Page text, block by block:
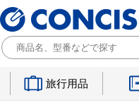
旅行用品